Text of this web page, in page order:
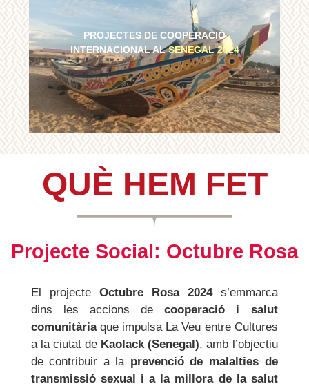
PROJECTES DE COOPERACIÓ
INTERNACIONAL ALSENEGAL 2024
QUÈ HEM FET
El projecte Octubre Rosa 2024s’emmarca
dins les accions de cooperació i salut
comunitàriaque impulsa La Veu entre Cultures
a la ciutat de Kaolack (Senegal), amb l’objectiu
de contribuir a la prevenció de malalties de
transmissió sexual i a la millora de la salut
Projecte Social: Octubre Rosa